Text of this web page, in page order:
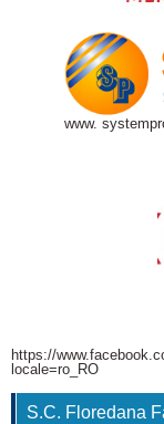
www.
https://
locale=ro_RO
S.C. Floredana